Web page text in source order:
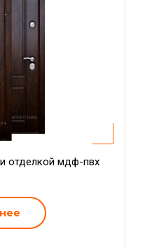
отделкой мдф-пвх